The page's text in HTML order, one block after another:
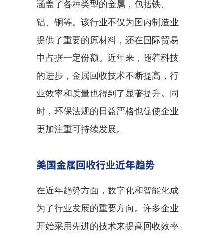
涵盖了各种类型的金属，包括铁、
铝、铜等。该行业不仅为国内制造业
提供了重要的原材料，还在国际贸易
中占据一定份额。近年来，随着科技
的进步，金属回收技术不断提高，行
业效率和质量也得到了显著提升。同
时，环保法规的日益严格也促使企业
更加注重可持续发展。
美国金属回收行业近年趋势
在近年趋势方面，数字化和智能化成
为了行业发展的重要方向。许多企业
开始采用先进的技术来提高回收效率